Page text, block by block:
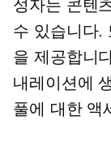
성자는 콘텐
수 있습니다.
을 제공합니
내레이션에
풀에 대한 액